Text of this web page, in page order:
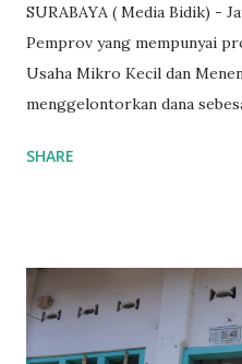
SURABAYA ( Media Bidik) -
Pemprov yang mempunyai
Usaha Mikro Kecil dan
menggelontorkan dana
UMKM di Jatim. Namun
yang sebenarnya ada dana
Ketika saya menjalankan
Tulungagung , banyak
SHARE